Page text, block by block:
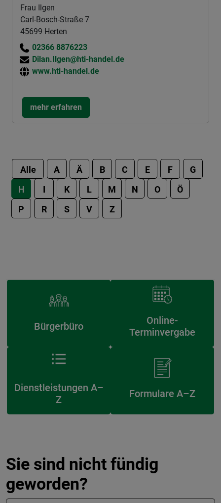
Frau Ilgen
Carl-Bosch-Straße 7
45699 Herten
02366 8876223
Dilan.Ilgen@hti-handel.de
www.hti-handel.de
mehr erfahren
Alle A Ä B C E F
G
H
I K L M N O
Ö
P
R S V Z
Bürgerbüro
Online-
Terminvergabe
Dienstleistungen A–
Z
Formulare A–Z
Sie sind nicht fündig
geworden?